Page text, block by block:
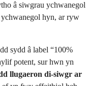
â siwgrau ychwanegol
hyn, ar ryw
sydd â label “100%
potent, sur hwn yn
llugaeron di-siwgr ar